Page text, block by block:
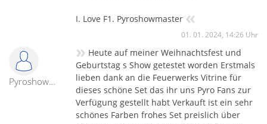
I. Love F1. Pyroshowmaster «
01. 01. 2024, 14:26 Uhr
Pyroshowmaster
» Heute auf meiner Weihnachtsfest und
Geburtstag s Show getestet worden Erstmals
lieben dank an die Feuerwerks Vitrine für
dieses schöne Set das ihr uns Pyro Fans zur
Verfügung gestellt habt Verkauft ist ein sehr
schönes Farben frohes Set preislich über